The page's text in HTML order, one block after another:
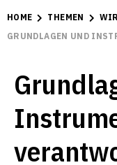
HOME THEMEN
GRUNDLAGEN UND